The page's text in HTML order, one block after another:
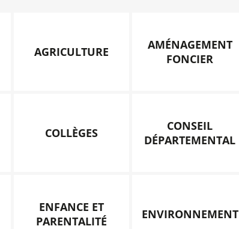
AGRICULTURE
AMÉNAGEMENT
FONCIER
COLLÈGES
CONSEIL
DÉPARTEMENTAL
ENFANCE ET
PARENTALITÉ
ENVIRONNEMENT